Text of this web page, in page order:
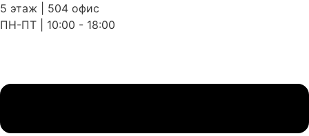
5 этаж | 504 офис
ПН-ПТ | 10:00 - 18:00